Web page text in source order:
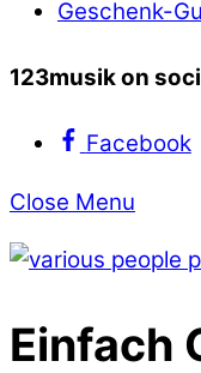
Geschenk-
123musik on
Facebook
Close Menu
Einfach